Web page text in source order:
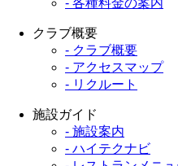
クラブ概要
- クラブ概要
- アクセスマップ
- リクルート
施設ガイド
- 施設案内
- ハイテクナビ